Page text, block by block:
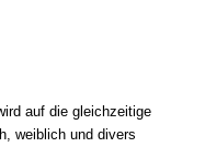
auf die gleichzeitige
weiblich und divers